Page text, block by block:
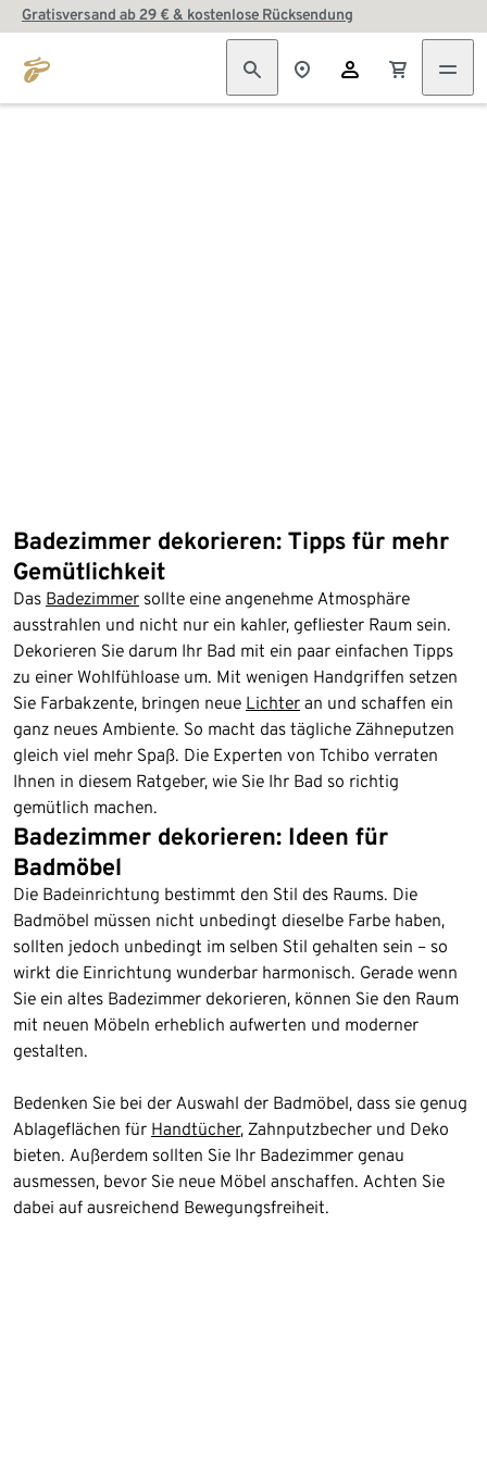
Gratisversand ab 29 € & kostenlose Rücksendung
Badezimmer dekorieren: Tipps für mehr
Gemütlichkeit
Das Badezimmer sollte eine angenehme Atmosphäre
ausstrahlen und nicht nur ein kahler, gefliester Raum sein.
Dekorieren Sie darum Ihr Bad mit ein paar einfachen Tipps
zu einer Wohlfühloase um. Mit wenigen Handgriffen setzen
Sie Farbakzente, bringen neue Lichter an und schaffen ein
ganz neues Ambiente. So macht das tägliche Zähneputzen
gleich viel mehr Spaß. Die Experten von Tchibo verraten
Ihnen in diesem Ratgeber, wie Sie Ihr Bad so richtig
gemütlich machen.
Badezimmer dekorieren: Ideen für
Badmöbel
Die Badeinrichtung bestimmt den Stil des Raums. Die
Badmöbel müssen nicht unbedingt dieselbe Farbe haben,
sollten jedoch unbedingt im selben Stil gehalten sein – so
wirkt die Einrichtung wunderbar harmonisch. Gerade wenn
Sie ein altes Badezimmer dekorieren, können Sie den Raum
mit neuen Möbeln erheblich aufwerten und moderner
gestalten.
Bedenken Sie bei der Auswahl der Badmöbel, dass sie genug
Ablageflächen für Handtücher, Zahnputzbecher und Deko
bieten. Außerdem sollten Sie Ihr Badezimmer genau
ausmessen, bevor Sie neue Möbel anschaffen. Achten Sie
dabei auf ausreichend Bewegungsfreiheit.